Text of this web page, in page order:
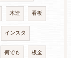
木造 看板
インスタ
何でも 板金